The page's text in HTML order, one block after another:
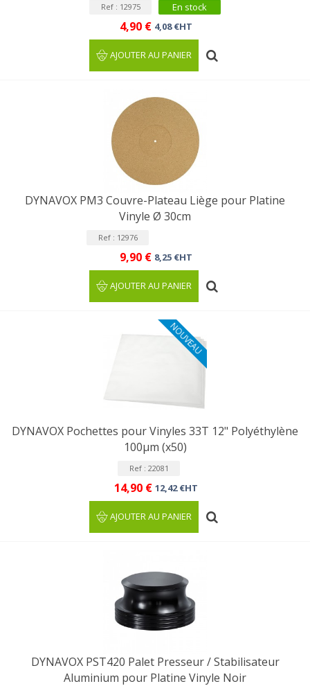
Ref : 12975 En stock
4,90 € 4,08 €HT
AJOUTER AU PANIER
DYNAVOX PM3 Couvre-Plateau Liège pour Platine
Vinyle Ø 30cm
Ref : 12976
9,90 € 8,25 €HT
AJOUTER AU PANIER
NOUVEAU
DYNAVOX Pochettes pour Vinyles 33T 12" Polyéthylène
100µm (x50)
Ref : 22081
14,90 € 12,42 €HT
AJOUTER AU PANIER
DYNAVOX PST420 Palet Presseur / Stabilisateur
Aluminium pour Platine Vinyle Noir